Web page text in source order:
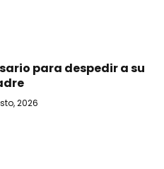
para despedir a su
2026